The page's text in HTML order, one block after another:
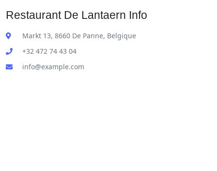
Restaurant De Lantaern Info
Markt 13, 8660 De Panne, Belgique
+32 472 74 43 04
info@example.com